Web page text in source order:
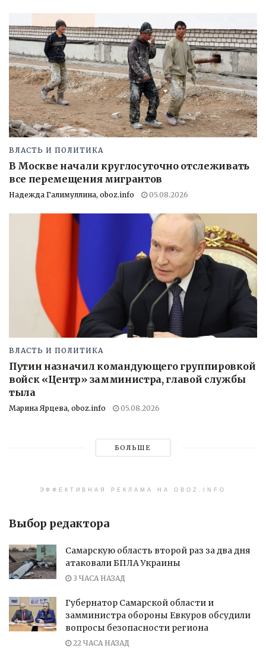
ВЛАСТЬ И ПОЛИТИКА
В Москве начали круглосуточно отслеживать
все перемещения мигрантов
Надежда Галимуллина, oboz.info 05.08.2026
ВЛАСТЬ И ПОЛИТИКА
Путин назначил командующего группировкой
войск «Центр» замминистра, главой службы
тыла
Марина Ярцева, oboz.info 05.08.2026
БОЛЬШЕ
ЭФФЕКТИВНАЯ РЕКЛАМА НА OBOZ.INFO
Выбор редактора
Самарскую область второй раз за два дня
атаковали БПЛА Украины
3 ЧАСА НАЗАД
Губернатор Самарской области и
замминистра обороны Евкуров обсудили
вопросы безопасности региона
22 ЧАСА НАЗАД